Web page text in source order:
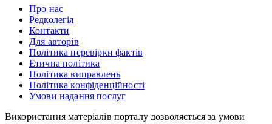
Про нас
Редколегія
Контакти
Для авторів
Політика перевірки фактів
Етична політика
Політика виправлень
Політика конфіденційності
Умови надання послуг
Використання матеріалів порталу дозволяється за умови